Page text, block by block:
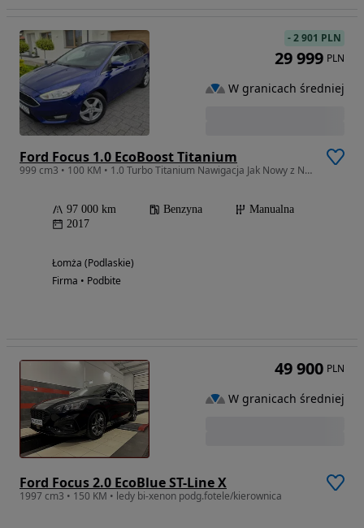
Ford Focus 1.0 EcoBoost Titanium
999 cm3 • 100 KM • 1.0 Turbo Titanium Nawigacja Jak Nowy z Niemiec
97 000 km Benzyna
Manualna
2017
Łomża (Podlaskie)
Firma • Podbite
-2 901 PLN
29 999 PLN
W granicach średniej
Ford Focus 2.0 EcoBlue ST-Line X
1997 cm3 • 150 KM • ledy bi-xenon podg.fotele/kierownica
49 900 PLN
W granicach średniej